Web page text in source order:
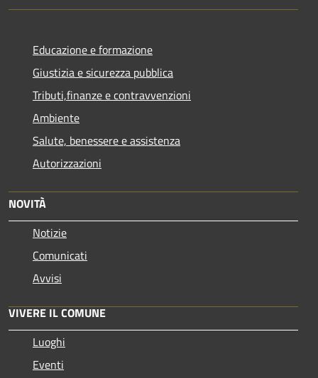
Educazione e formazione
Giustizia e sicurezza pubblica
Tributi,finanze e contravvenzioni
Ambiente
Salute, benessere e assistenza
Autorizzazioni
NOVITÀ
Notizie
Comunicati
Avvisi
VIVERE IL COMUNE
Luoghi
Eventi